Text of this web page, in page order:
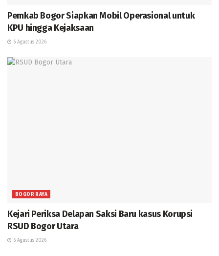
Pemkab Bogor Siapkan Mobil Operasional untuk
KPU hingga Kejaksaan
6 Agustus 2026
BOGOR RAYA
Kejari Periksa Delapan Saksi Baru kasus Korupsi
RSUD Bogor Utara
6 Agustus 2026